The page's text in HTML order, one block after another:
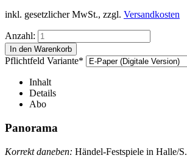
inkl. gesetzlicher MwSt., zzgl. Versandkosten
Anzahl:
Pflichtfeld Variante*
Inhalt
Details
Abo
Panorama
Korrekt daneben: Händel-Festspiele in Halle/S.